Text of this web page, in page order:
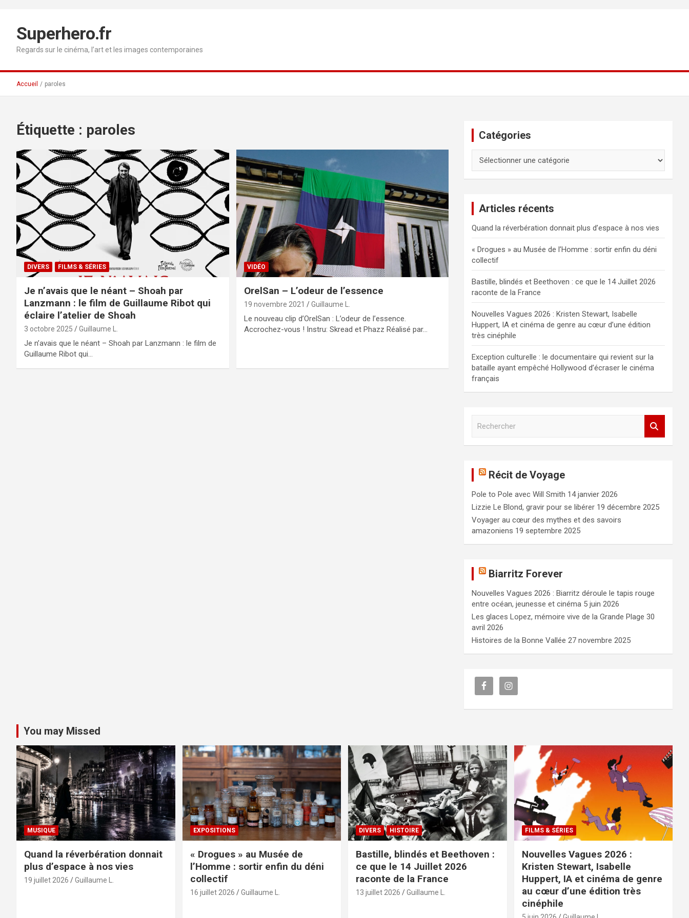
contenuSuperhero.fr
Regards sur le cinéma, l’art et les images contemporaines
Accueil paroles
Étiquette : paroles
DIVERS FILMS & SÉRIES
Je n’avais que le néant – Shoah par
Lanzmann : le film de Guillaume Ribot qui
éclaire l’atelier de Shoah
3 octobre 2025 Guillaume L.
Je n’avais que le néant – Shoah par Lanzmann : le film de
Guillaume Ribot qui…
VIDÉO
OrelSan – L’odeur de l’essence
19 novembre 2021 Guillaume L.
Le nouveau clip d’OrelSan : L’odeur de l’essence.
Accrochez-vous ! Instru: Skread et Phazz Réalisé par…
Catégories
Articles récents
Quand la réverbération donnait plus d’espace à nos vies
« Drogues » au Musée de l’Homme : sortir enfin du déni
collectif
Bastille, blindés et Beethoven : ce que le 14 Juillet 2026
raconte de la France
Nouvelles Vagues 2026 : Kristen Stewart, Isabelle
Huppert, IA et cinéma de genre au cœur d’une édition
très cinéphile
Exception culturelle : le documentaire qui revient sur la
bataille ayant empêché Hollywood d’écraser le cinéma
français
c
h
e
r
Récit de Voyage
Pole to Pole avec Will Smith 14 janvier 2026
Lizzie Le Blond, gravir pour se libérer 19 décembre 2025
Voyager au cœur des mythes et des savoirs
amazoniens 19 septembre 2025
Biarritz Forever
Nouvelles Vagues 2026 : Biarritz déroule le tapis rouge
entre océan, jeunesse et cinéma 5 juin 2026
Les glaces Lopez, mémoire vive de la Grande Plage 30
avril 2026
Histoires de la Bonne Vallée 27 novembre 2025
You may Missed
MUSIQUE
Quand la réverbération donnait
plus d’espace à nos vies
19 juillet 2026 Guillaume L.
EXPOSITIONS
« Drogues » au Musée de
l’Homme : sortir enfin du déni
collectif
16 juillet 2026 Guillaume L.
DIVERS HISTOIRE
Bastille, blindés et Beethoven :
ce que le 14 Juillet 2026
raconte de la France
13 juillet 2026 Guillaume L.
FILMS & SÉRIES
Nouvelles Vagues 2026 :
Kristen Stewart, Isabelle
Huppert, IA et cinéma de genre
au cœur d’une édition très
cinéphile